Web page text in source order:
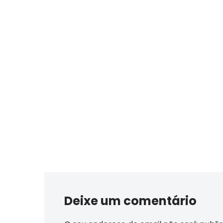
Deixe um comentário